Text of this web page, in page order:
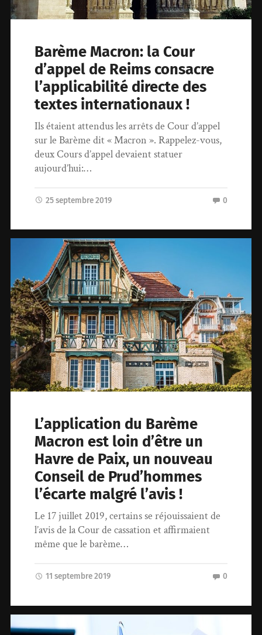
Barème Macron: la Cour
d’appel de Reims consacre
l’applicabilité directe des
textes internationaux !
Ils étaient attendus les arrêts de Cour d’appel
sur le Barème dit « Macron ». Rappelez-vous,
deux Cours d’appel devaient statuer
aujourd’hui:…
25 septembre 2019 0
L’application du Barème
Macron est loin d’être un
Havre de Paix, un nouveau
Conseil de Prud’hommes
l’écarte malgré l’avis !
Le 17 juillet 2019, certains se réjouissaient de
l’avis de la Cour de cassation et affirmaient
même que le barème…
11 septembre 2019 0